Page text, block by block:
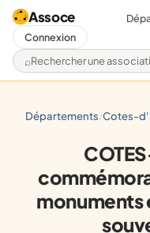
Assoce
Rechercher une
Connexion
départements/ cotes-
monuments